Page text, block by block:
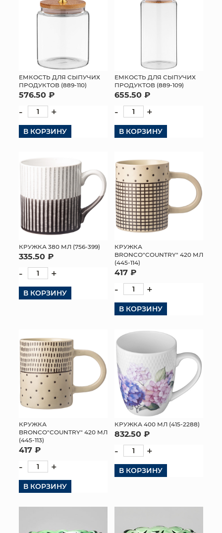
ЕМКОСТЬ ДЛЯ СЫПУЧИХ
ПРОДУКТОВ (889-110)
576.50 ₽
- +
В КОРЗИНУ
ЕМКОСТЬ ДЛЯ СЫПУЧИХ
ПРОДУКТОВ (889-109)
655.50 ₽
- +
В КОРЗИНУ
КРУЖКА 380 МЛ (756-399)
335.50 ₽
- +
В КОРЗИНУ
КРУЖКА
BRONCO"COUNTRY" 420 МЛ
(445-114)
417 ₽
- +
В КОРЗИНУ
КРУЖКА
BRONCO"COUNTRY" 420 МЛ
(445-113)
417 ₽
- +
В КОРЗИНУ
КРУЖКА 400 МЛ (415-2288)
832.50 ₽
- +
В КОРЗИНУ